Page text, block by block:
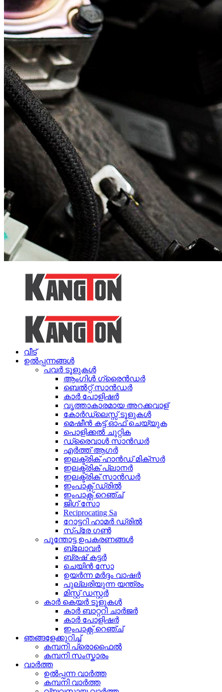
വീട്
ഉൽപ്പന്നങ്ങൾ
പവർ ടൂളുകൾ
ആംഗിൾ ഗ്രൈൻഡർ
ബെൽറ്റ് സാൻഡർ
കാർ പോളിഷർ
വൃത്താകാരമായ അറക്കവാള്
കോർഡ്ലെസ്സ് ടൂളുകൾ
മെഷീൻ കട്ട് ഓഫ് ചെയ്യുക
പൊളിക്കൽ ചുറ്റിക
ഡ്രൈവാൾ സാൻഡർ
എർത്ത് ആഗർ
ഇലക്ട്രിക് ഹാൻഡ് മിക്സർ
ഇലക്ട്രിക് പ്ലാനർ
ഇലക്ട്രിക് സാൻഡർ
ഇംപാക്റ്റ് ഡ്രിൽ
ഇംപാക്റ്റ് റെഞ്ച്
ജിഗ് സോ
Reciprocating Sa
റോട്ടറി ഹാമർ ഡ്രിൽ
സ്പ്രേ ഗൺ
പൂന്തോട്ട ഉപകരണങ്ങൾ
ബ്ലോവർ
ബ്രഷ് കട്ടർ
ചെയിൻ സോ
ഉയർന്ന മർദ്ദം വാഷർ
പുല്ലരിയുന്ന യന്ത്രം
മിസ്റ്റ് ഡസ്റ്റർ
കാർ കെയർ ടൂളുകൾ
കാർ ബാറ്ററി ചാർജർ
കാർ പോളിഷർ
ഇംപാക്റ്റ് റെഞ്ച്
ഞങ്ങളേക്കുറിച്ച്
കമ്പനി പ്രൊഫൈൽ
കമ്പനി സംസ്കാരം
വാർത്ത
ഉൽപ്പന്ന വാർത്ത
കമ്പനി വാർത്ത